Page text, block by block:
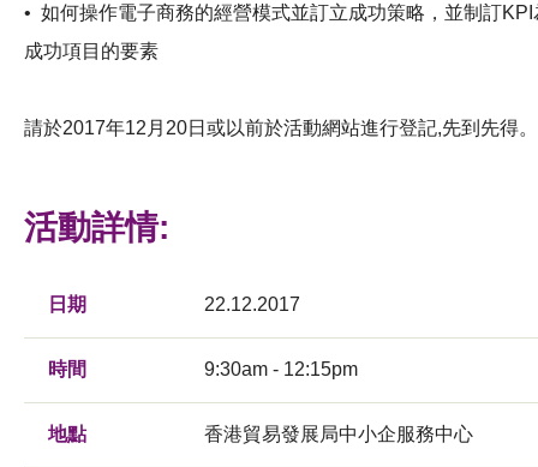
• 如何操作電子商務的經營模式並訂立成功策略，並制訂KPI
成功項目的要素
請於2017年12月20日或以前於活動網站進行登記,先到先得。
活動詳情:
日期 22.12.2017
時間 9:30am - 12:15pm
地點 香港貿易發展局中小企服務中心